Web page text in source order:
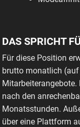
DAS SPRICHT
Für diese Position
brutto monatlich
nach den
Monatsstunden.
über eine Plattform